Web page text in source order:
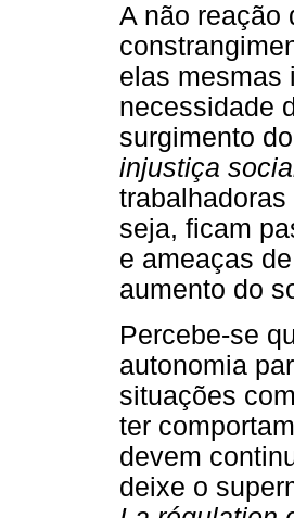
A não reação
elas mesmas
necessidade
surgimento
injustiça
seja, ficam
e ameaças
aumento do
Percebe-se
autonomia
situações
ter
devem
deixe o